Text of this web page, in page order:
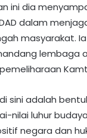
ini dia
dalam
masyarakat.
lembaga
sini adalah
nilai luhur
negara dan